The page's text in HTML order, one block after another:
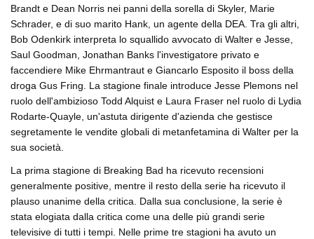
Brandt e Dean Norris nei panni della sorella di Skyler, Marie
Schrader, e di suo marito Hank, un agente della DEA. Tra gli altri,
Bob Odenkirk interpreta lo squallido avvocato di Walter e Jesse,
Saul Goodman, Jonathan Banks l'investigatore privato e
faccendiere Mike Ehrmantraut e Giancarlo Esposito il boss della
droga Gus Fring. La stagione finale introduce Jesse Plemons nel
ruolo dell'ambizioso Todd Alquist e Laura Fraser nel ruolo di Lydia
Rodarte-Quayle, un'astuta dirigente d'azienda che gestisce
segretamente le vendite globali di metanfetamina di Walter per la
sua società.
La prima stagione di Breaking Bad ha ricevuto recensioni
generalmente positive, mentre il resto della serie ha ricevuto il
plauso unanime della critica. Dalla sua conclusione, la serie è
stata elogiata dalla critica come una delle più grandi serie
televisive di tutti i tempi. Nelle prime tre stagioni ha avuto un